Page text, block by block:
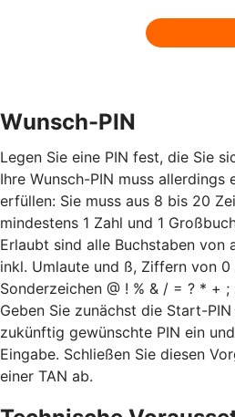
Wunsch-PIN
Legen Sie eine PIN fest, die Sie
Ihre Wunsch-PIN muss allerdings
erfüllen: Sie muss aus 8 bis 20
mindestens 1 Zahl und 1
Erlaubt sind alle Buchstaben von
inkl. Umlaute und ß, Ziffern von
Sonderzeichen @ ! % & / = ? * + ;
Geben Sie zunächst die Start-
zukünftig gewünschte PIN ein
Eingabe. Schließen Sie diesen
einer TAN ab.